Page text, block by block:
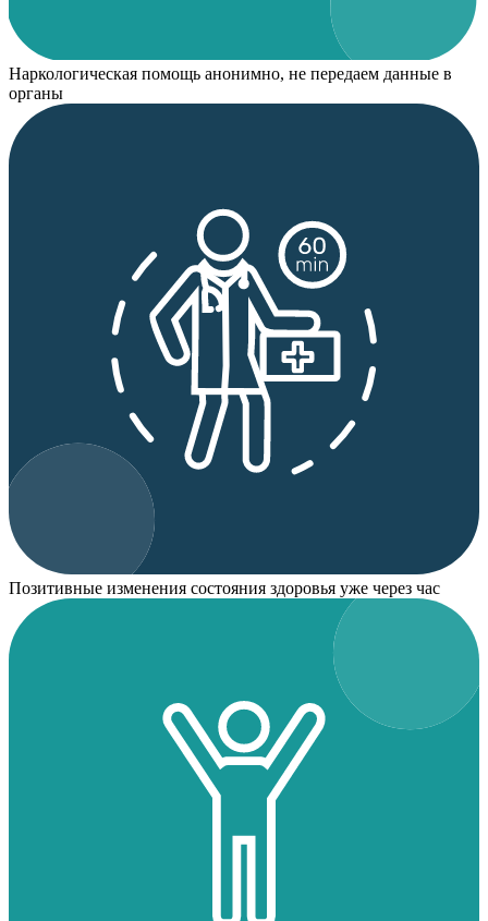
Наркологическая помощь анонимно, не передаем данные в
органы
Позитивные изменения состояния здоровья уже через час